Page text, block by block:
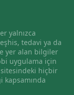
yalnızca
tedavi ya da
yer alan bilgiler
uygulama için
hiçbir
kapsamında